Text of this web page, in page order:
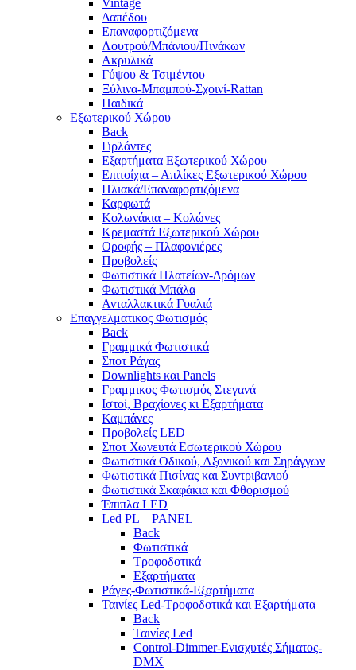
Δαπέδου
Επαναφορτιζόμενα
Λουτρού/Μπάνιου/Πινάκων
Ακρυλικά
Γύψου & Τσιμέντου
Ξύλινα-Μπαμπού-Σχοινί-Rattan
Παιδικά
Εξωτερικού Χώρου
Back
Γιρλάντες
Εξαρτήματα Εξωτερικού Χώρου
Επιτοίχια – Απλίκες Εξωτερικού Χώρου
Ηλιακά/Επαναφορτιζόμενα
Καρφωτά
Κολωνάκια – Κολώνες
Κρεμαστά Εξωτερικού Χώρου
Οροφής – Πλαφονιέρες
Προβολείς
Φωτιστικά Πλατείων-Δρόμων
Φωτιστικά Μπάλα
Ανταλλακτικά Γυαλιά
Επαγγελματικος Φωτισμός
Back
Γραμμικά Φωτιστικά
Σποτ Ράγας
Downlights και Panels
Γραμμικος Φωτισμός Στεγανά
Ιστοί, Βραχίονες κι Εξαρτήματα
Καμπάνες
Προβολείς LED
Σποτ Χωνευτά Εσωτερικού Χώρου
Φωτιστικά Οδικού, Αξονικού και Σηράγγων
Φωτιστικά Πισίνας και Συντριβανιού
Φωτιστικά Σκαφάκια και Φθορισμού
Έπιπλα LED
Led PL – PANEL
Back
Φωτιστικά
Τροφοδοτικά
Εξαρτήματα
Ράγες-Φωτιστικά-Εξαρτήματα
Ταινίες Led-Τροφοδοτικά και Εξαρτήματα
Back
Ταινίες Led
Control-Dimmer-Ενισχυτές Σήματος-
DMX